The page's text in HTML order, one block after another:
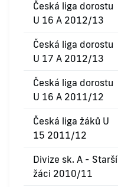
Česká liga dorostu
U 16 A 2012/13
Česká liga dorostu
U 17 A 2012/13
Česká liga dorostu
U 16 A 2011/12
Česká liga žáků U
15 2011/12
Divize sk. A - Starší
žáci 2010/11